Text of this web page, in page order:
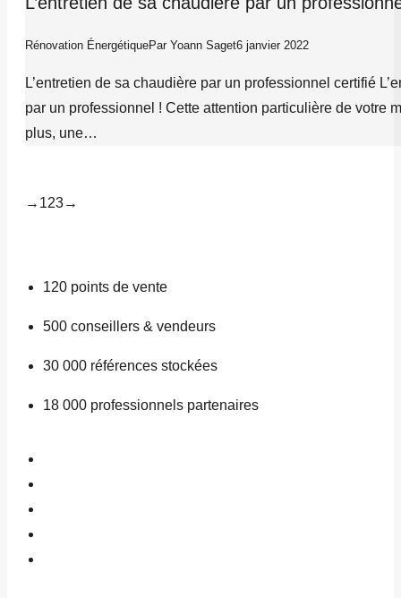
Rénovation ÉnergétiquePar Yoann Saget6 janvier 2022
L’entretien de sa chaudière par un professionnel certifié
par un professionnel ! Cette attention particulière de votre
plus, une…
→ 123→
120 points de vente
500 conseillers & vendeurs
30 000 références stockées
18 000 professionnels partenaires